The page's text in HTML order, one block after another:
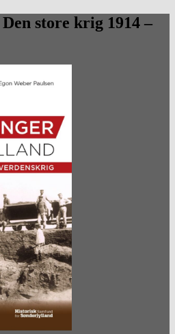
store krig 1914 –